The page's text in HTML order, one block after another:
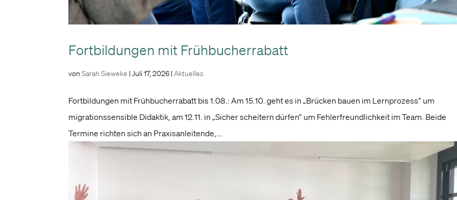
Fortbildungen mit Frühbucherrabatt
vonSarah Sieweke |Juli 17, 2026 |Aktuelles
Fortbildungen mit Frühbucherrabatt bis 1.08.: Am 15.10. geht es in „Brücken bauen im Lernprozess“ um
migrationssensible Didaktik, am 12.11. in „Sicher scheitern dürfen“ um Fehlerfreundlichkeit im Team. Beide
Termine richten sich an Praxisanleitende,...